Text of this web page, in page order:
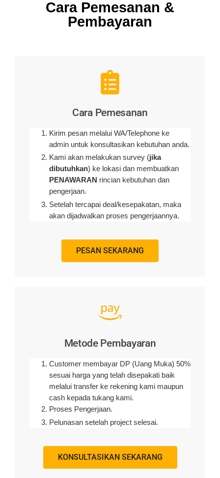
Cara Pemesanan &
Pembayaran
Cara Pemesanan
Kirim pesan melalui WA/Telephone ke
admin untuk konsultasikan kebutuhan anda.
Kami akan melakukan survey (jika
dibutuhkan) ke lokasi dan membuatkan
PENAWARAN rincian kebutuhan dan
pengerjaan.
Setelah tercapai deal/kesepakatan, maka
akan dijadwalkan proses pengerjaannya.
PESAN SEKARANG
Metode Pembayaran
Customer membayar DP (Uang Muka) 50%
sesuai harga yang telah disepakati baik
melalui transfer ke rekening kami maupun
cash kepada tukang kami.
Proses Pengerjaan.
Pelunasan setelah project selesai.
KONSULTASIKAN SEKARANG